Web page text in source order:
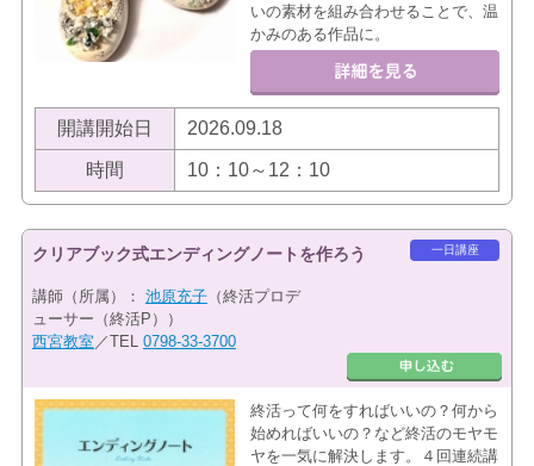
いの素材を組み合わせることで、温
かみのある作品に。
開講開始日 2026.09.18
時間 10：10～12：10
一日講座
クリアブック式エンディングノートを作ろう
講師（所属）： 池原充子（終活プロデ
ューサー（終活P））
西宮教室 ／TEL 0798-33-3700
終活って何をすればいいの？何から
始めればいいの？など終活のモヤモ
ヤを一気に解決します。４回連続講